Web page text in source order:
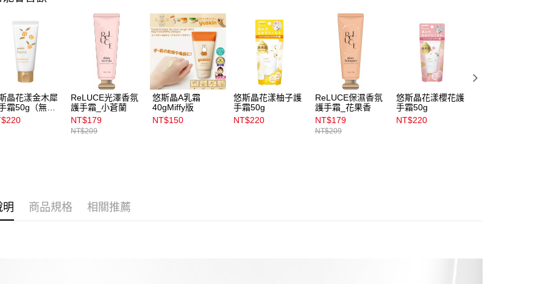
用戶於交易時，得透過本服務購買商品或服務，並由商店將買賣／分期付
款買賣價金債權讓與本公司後，依約使用本公司帳單繳交帳款。
2.基於同意付款使用「大哥付你分期」之契約關係目的，商店將以您的個人
資料（包含姓名、電話或地址）提供予台灣大哥大進項蒐集、處理及利
用，由本公司與您本人進行分期帳單所需資料之確認、核對及更正。
3.完整用戶服務條款，請詳閱以下連結：
https://oppay.tw/userRule
付款後7-11取貨
每筆NT$100，滿NT$899(含以上)免運費
每筆NT$100，滿NT$899(含以上)免運費
付款後門市自取
每筆NT$100，滿NT$399(含以上)免運費
晶花漾金木犀
霜50g（無外
ReLUCE光澤香氛
護手霜_小蒼蘭
NT$179
NT$209
悠斯晶A乳霜
40gMiffy版
NT$150
悠斯晶花漾柚子護
手霜50g
NT$220
ReLUCE保濕香氛
護手霜_花果香
NT$179
NT$209
悠斯晶花漾櫻花護
手霜50g
NT$220
明 商品規格 相關推薦